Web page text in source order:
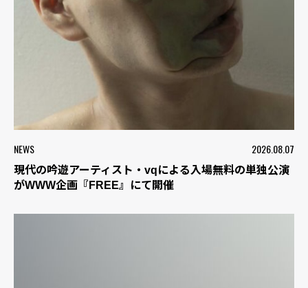
NEWS 2026.08.07
現代の吟遊アーティスト・vqによる入場無料の単独公演
がWWW企画『FREE』にて開催